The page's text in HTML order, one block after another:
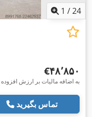
1 /24
‎€۴۸٬۸۵۰
VB به اضافه مالیات بر ارزش افزوده
تماس بگیرید